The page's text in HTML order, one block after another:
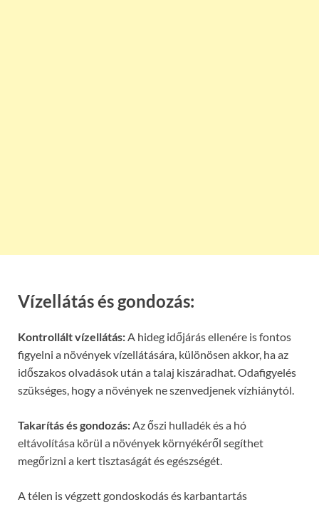
Vízellátás és gondozás:
Kontrollált vízellátás: A hideg időjárás ellenére is fontos
figyelni a növények vízellátására, különösen akkor, ha az
időszakos olvadások után a talaj kiszáradhat. Odafigyelés
szükséges, hogy a növények ne szenvedjenek vízhiánytól.
Takarítás és gondozás: Az őszi hulladék és a hó
eltávolítása körül a növények környékéről segíthet
megőrizni a kert tisztaságát és egészségét.
A télen is végzett gondoskodás és karbantartás